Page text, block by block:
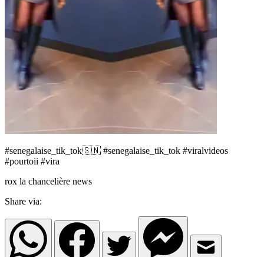
#senegalaise_tik_tok🇸🇳 #senegalaise_tik_tok #viralvideos
#pourtoii #vira
rox la chancelière news
Share via: